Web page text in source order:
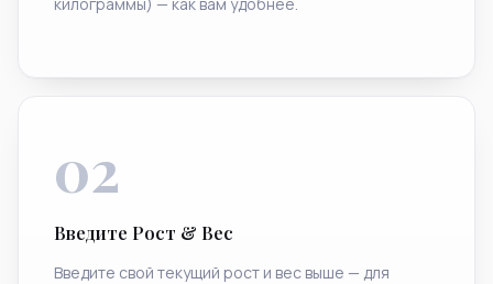
килограммы) — как вам удобнее.
02
Введите Рост & Вес
Введите свой текущий рост и вес выше — для